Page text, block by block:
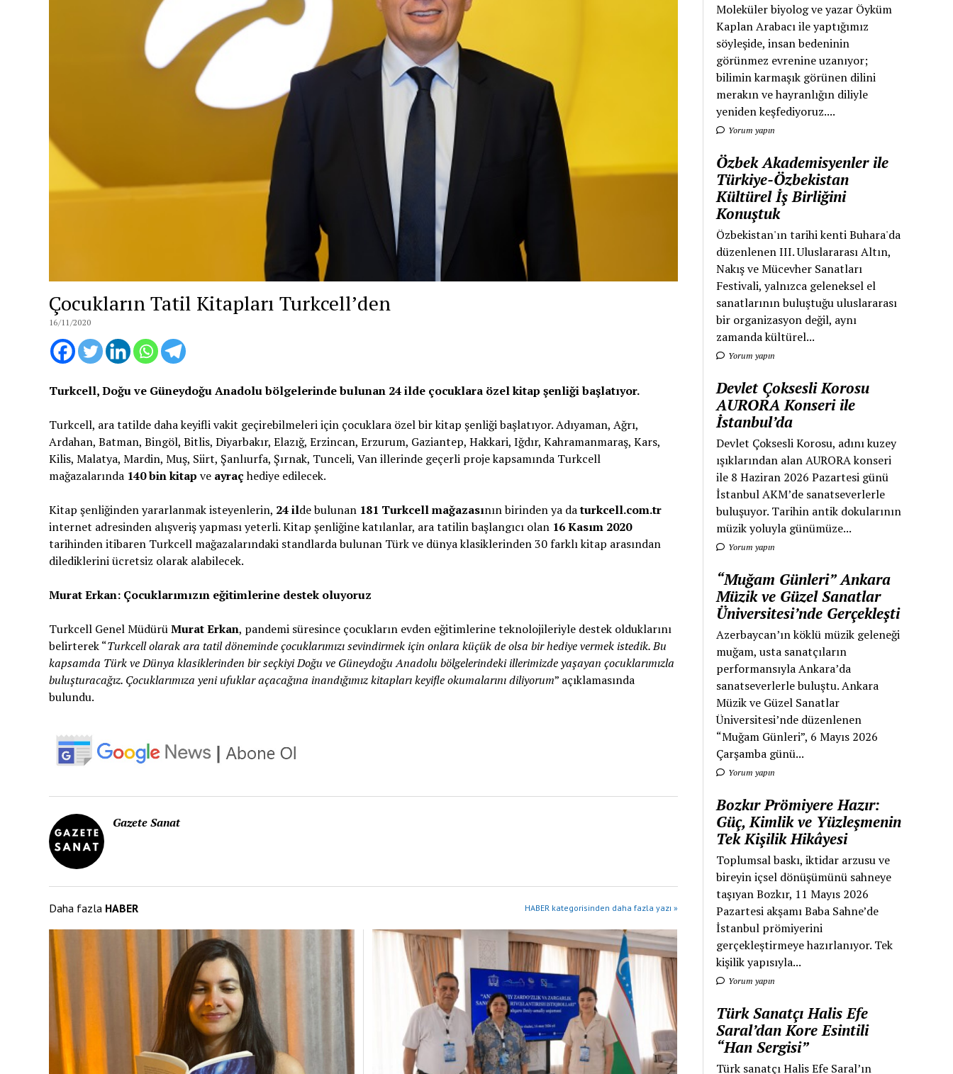
Çocukların Tatil Kitapları Turkcell’den
16/11/2020
Turkcell, Doğu ve Güneydoğu Anadolu bölgelerinde bulunan 24 ilde çocuklara özel kitap şenliği başlatıyor.
Turkcell, ara tatilde daha keyifli vakit geçirebilmeleri için çocuklara özel bir kitap şenliği başlatıyor. Adıyaman, Ağrı,
Ardahan, Batman, Bingöl, Bitlis, Diyarbakır, Elazığ, Erzincan, Erzurum, Gaziantep, Hakkari, Iğdır, Kahramanmaraş, Kars,
Kilis, Malatya, Mardin, Muş, Siirt, Şanlıurfa, Şırnak, Tunceli, Van illerinde geçerli proje kapsamında Turkcell
mağazalarında 140 bin kitap veayraçhediye edilecek.
Kitap şenliğinden yararlanmak isteyenlerin, 24 ilde bulunan 181 Turkcell mağazasının birinden ya daturkcell.com.tr
internet adresinden alışveriş yapması yeterli. Kitap şenliğine katılanlar, ara tatilin başlangıcı olan 16 Kasım 2020
tarihinden itibaren Turkcell mağazalarındaki standlarda bulunan Türk ve dünya klasiklerinden 30 farklı kitap arasından
dilediklerini ücretsiz olarak alabilecek.
Murat Erkan: Çocuklarımızın eğitimlerine destek oluyoruz
Turkcell Genel MüdürüMurat Erkan, pandemi süresince çocukların evden eğitimlerine teknolojileriyle destek olduklarını
belirterek “Turkcell olarak ara tatil döneminde çocuklarımızı sevindirmek için onlara küçük de olsa bir hediye vermek istedik. Bu
kapsamda Türk ve Dünya klasiklerinden bir seçkiyi Doğu ve Güneydoğu Anadolu bölgelerindeki illerimizde yaşayan çocuklarımızla
buluşturacağız. Çocuklarımıza yeni ufuklar açacağına inandığımız kitapları keyifle okumalarını diliyorum” açıklamasında
bulundu.
Gazete Sanat
Daha fazla HABER HABER kategorisinden daha fazla yazı »
Moleküler biyolog ve yazar Öyküm
Kaplan Arabacı ile yaptığımız
söyleşide, insan bedeninin
görünmez evrenine uzanıyor;
bilimin karmaşık görünen dilini
merakın ve hayranlığın diliyle
yeniden keşfediyoruz....
Yorum yapın
Özbek Akademisyenler ile
Türkiye-Özbekistan
Kültürel İş Birliğini
Konuştuk
Özbekistan'ın tarihi kenti Buhara'da
düzenlenen III. Uluslararası Altın,
Nakış ve Mücevher Sanatları
Festivali, yalnızca geleneksel el
sanatlarının buluştuğu uluslararası
bir organizasyon değil, aynı
zamanda kültürel...
Yorum yapın
Devlet Çoksesli Korosu
AURORA Konseri ile
İstanbul’da
Devlet Çoksesli Korosu, adını kuzey
ışıklarından alan AURORA konseri
ile 8 Haziran 2026 Pazartesi günü
İstanbul AKM’de sanatseverlerle
buluşuyor. Tarihin antik dokularının
müzik yoluyla günümüze...
Yorum yapın
“Muğam Günleri” Ankara
Müzik ve Güzel Sanatlar
Üniversitesi’nde Gerçekleşti
Azerbaycan’ın köklü müzik geleneği
muğam, usta sanatçıların
performansıyla Ankara’da
sanatseverlerle buluştu. Ankara
Müzik ve Güzel Sanatlar
Üniversitesi’nde düzenlenen
“Muğam Günleri”, 6 Mayıs 2026
Çarşamba günü...
Yorum yapın
Bozkır Prömiyere Hazır:
Güç, Kimlik ve Yüzleşmenin
Tek Kişilik Hikâyesi
Toplumsal baskı, iktidar arzusu ve
bireyin içsel dönüşümünü sahneye
taşıyan Bozkır, 11 Mayıs 2026
Pazartesi akşamı Baba Sahne’de
İstanbul prömiyerini
gerçekleştirmeye hazırlanıyor. Tek
kişilik yapısıyla...
Yorum yapın
Türk Sanatçı Halis Efe
Saral’dan Kore Esintili
“Han Sergisi”
Türk sanatçı Halis Efe Saral’ın